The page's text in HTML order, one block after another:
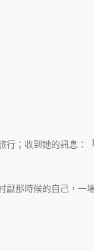
行；收到她的訊息：
厭那時候的自己，一